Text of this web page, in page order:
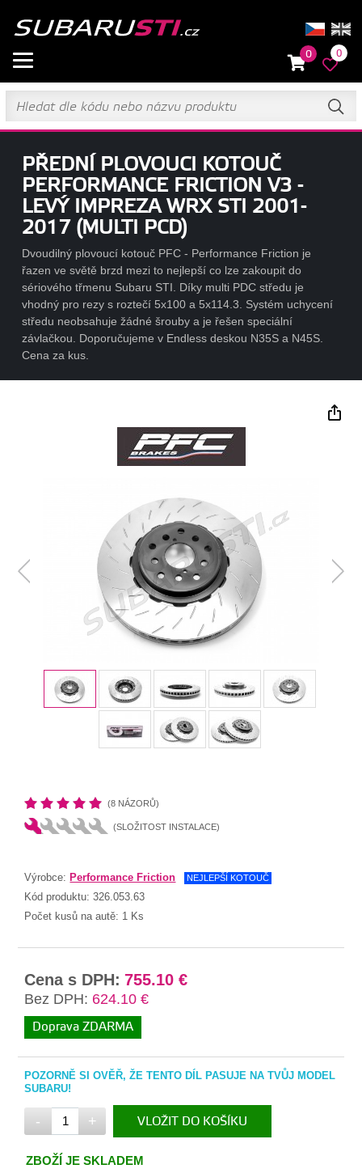
0 0
PŘEDNÍ PLOVOUCI KOTOUČ
PERFORMANCE FRICTION V3 -
LEVÝ IMPREZA WRX STI 2001-
2017 (MULTI PCD)
Dvoudilný plovoucí kotouč PFC - Performance Friction je
řazen ve světě brzd mezi to nejlepší co lze zakoupit do
sériového třmenu Subaru STI. Díky multi PDC středu je
vhodný pro rezy s roztečí 5x100 a 5x114.3. Systém uchycení
středu neobsahuje žádné šrouby a je řešen speciální
závlačkou. Doporučujeme v Endless deskou N35S a N45S.
Cena za kus.
(8 NÁZORŮ)
(SLOŽITOST INSTALACE)
Výrobce:Performance Friction NEJLEPŠÍ KOTOUČ
Kód produktu:326.053.63
Počet kusů na autě: 1 Ks
Cena s DPH: 755.10 €
Bez DPH: 624.10 €
Doprava ZDARMA
POZORNĚ SI OVĚŘ, ŽE TENTO DÍL PASUJE NA TVŮJ MODEL
SUBARU!
- + VLOŽIT DO KOŠÍKU
ZBOŽÍ JE SKLADEM